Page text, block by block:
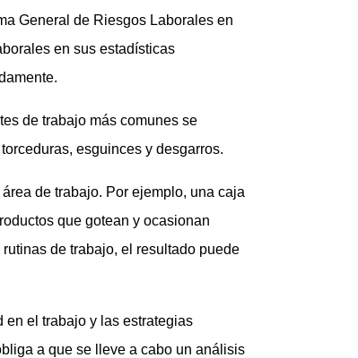
General de Riesgos Laborales en
en sus estadísticas
de trabajo más comunes se
esguinces y desgarros.
de trabajo. Por ejemplo, una caja
que gotean y ocasionan
de trabajo, el resultado puede
en el trabajo y las estrategias
a que se lleve a cabo un análisis